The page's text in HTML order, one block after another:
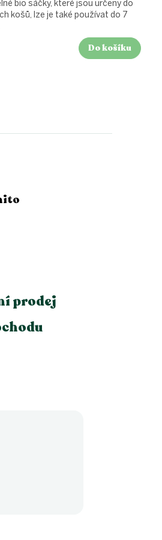
Do košíku
bio sáčky, které jsou určeny do
košů, lze je také používat do 7
prodej